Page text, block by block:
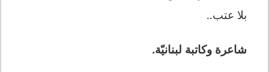
بلا عتب..
شاعرة وكاتبة لبنانيّة.